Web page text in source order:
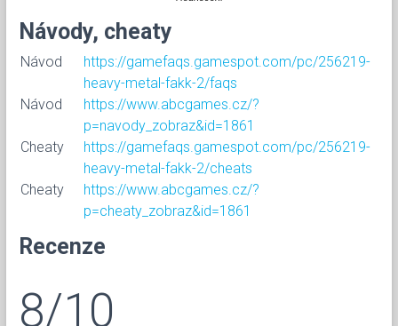
Návody, cheaty
Návod
https://gamefaqs.gamespot.com/pc/256219-
heavy-metal-fakk-2/faqs
Návod
https://www.abcgames.cz/?
p=navody_zobraz&id=1861
Cheaty
https://gamefaqs.gamespot.com/pc/256219-
heavy-metal-fakk-2/cheats
Cheaty
https://www.abcgames.cz/?
p=cheaty_zobraz&id=1861
Recenze
8/10